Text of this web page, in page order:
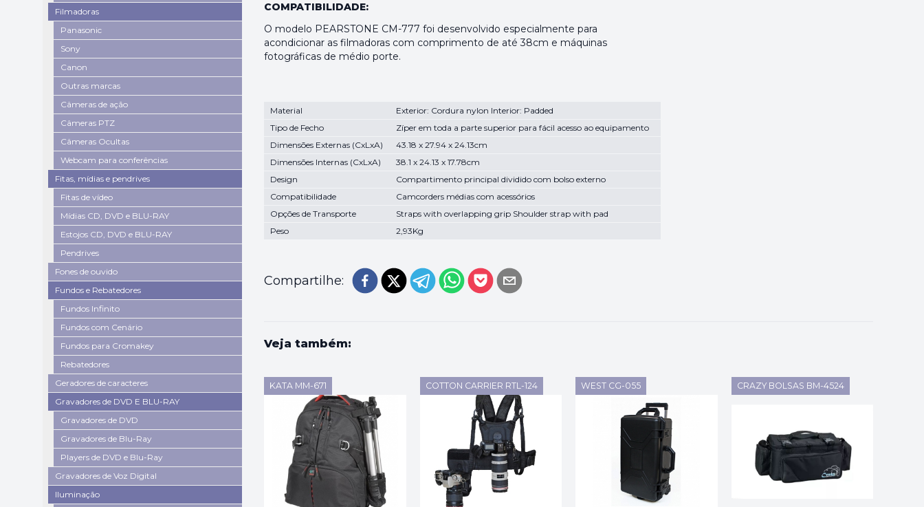
Filmadoras
Panasonic
Sony
Canon
Outras marcas
Câmeras de ação
Câmeras PTZ
Câmeras Ocultas
Webcam para conferências
Fitas, mídias e pendrives
Fitas de vídeo
Mídias CD, DVD e BLU-RAY
Estojos CD, DVD e BLU-RAY
Pendrives
Fones de ouvido
Fundos e Rebatedores
Fundos Infinito
Fundos com Cenário
Fundos para Cromakey
Rebatedores
Geradores de caracteres
Gravadores de DVD E BLU-RAY
Gravadores de DVD
Gravadores de Blu-Ray
Players de DVD e Blu-Ray
Gravadores de Voz Digital
Iluminação
COMPATIBILIDADE:
O modelo PEARSTONE CM-777 foi desenvolvido especialmente para
acondicionar as filmadoras com comprimento de até 38cm e máquinas
fotográficas de médio porte.
Material
Exterior: Cordura nylon Interior: Padded
Tipo de Fecho
Zíper em toda a parte superior para fácil acesso ao equipamento
Dimensões Externas (CxLxA)
43.18 x 27.94 x 24.13cm
Dimensões Internas (CxLxA)
38.1 x 24.13 x 17.78cm
Design
Compartimento principal dividido com bolso externo
Compatibilidade
Camcorders médias com acessórios
Opções de Transporte
Straps with overlapping grip Shoulder strap with pad
Peso
2,93Kg
Compartilhe:
Veja também:
KATA MM-671 COTTON CARRIER RTL-124 WEST CG-055 CRAZY BOLSAS BM-4524